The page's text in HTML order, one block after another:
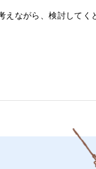
ながら、検討してく